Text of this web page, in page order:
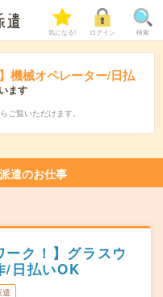
気になる! ログイン 検索
機械オペレーター/日払
ます
ご覧いただけます。
遣のお仕事
ーク！】グラスウ
/日払いOK
遣